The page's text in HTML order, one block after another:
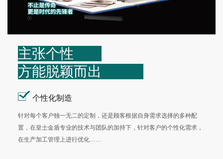
主张个性
方能脱颖而出
个性化制造
针对每个客户独一无二的定制，还是顾客根据自身需求选择的多种配
置，在皇士金盾专业的技术与团队的加持下，针对客户的个性化需求，
在生产加工管理上进行优化……